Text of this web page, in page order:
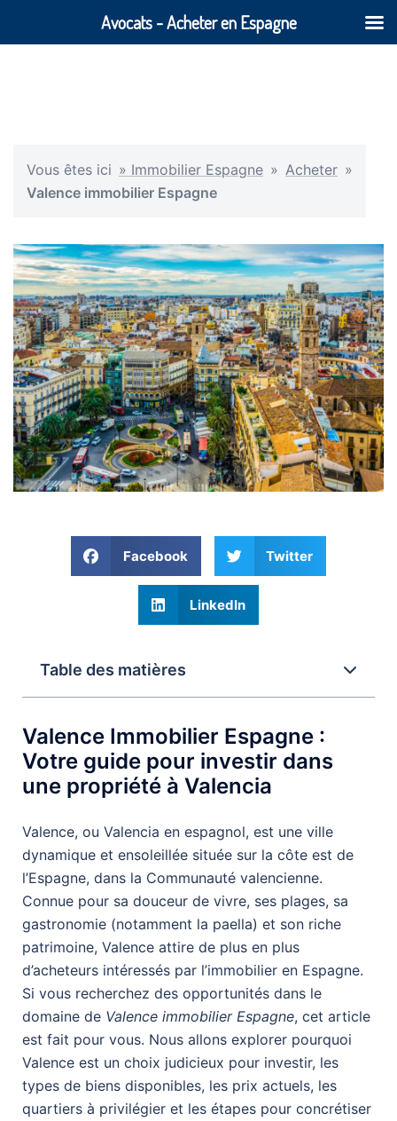
Vous êtes ici » Immobilier Espagne » Acheter »
Valence immobilier Espagne
Facebook Twitter
LinkedIn
Table des matières
Valence Immobilier Espagne :
Votre guide pour investir dans
une propriété à Valencia
Valence, ou Valencia en espagnol, est une ville
dynamique et ensoleillée située sur la côte est de
l’Espagne, dans la Communauté valencienne.
Connue pour sa douceur de vivre, ses plages, sa
gastronomie (notamment la paella) et son riche
patrimoine, Valence attire de plus en plus
d’acheteurs intéressés par l’immobilier en Espagne.
Si vous recherchez des opportunités dans le
domaine de Valence immobilier Espagne, cet article
est fait pour vous. Nous allons explorer pourquoi
Valence est un choix judicieux pour investir, les
types de biens disponibles, les prix actuels, les
quartiers à privilégier et les étapes pour concrétiser
Avocats - Acheter en Espagne